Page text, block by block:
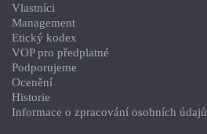
Vlastníci
Management
Etický kodex
VOP pro předplatné
Podporujeme
Ocenění
Historie
Informace o zpracování osobních údajů